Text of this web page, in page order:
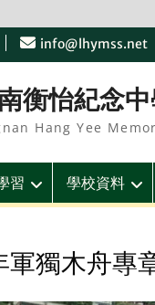
info@lhymss.net
衡怡紀念
Hang Yee
習 學校資料
軍獨木舟專